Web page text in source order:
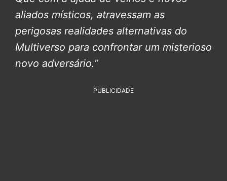
aliados místicos, atravessam as
perigosas realidades alternativas do
Multiverso para confrontar um misterioso
novo adversário.”
PUBLICIDADE